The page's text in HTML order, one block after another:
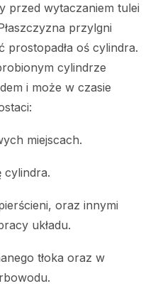
przed wytaczaniem tulei
przylgni
prostopadła oś cylindra.
cylindrze
i może w czasie
miejscach.
cylindra.
oraz innymi
układu.
tłoka oraz w